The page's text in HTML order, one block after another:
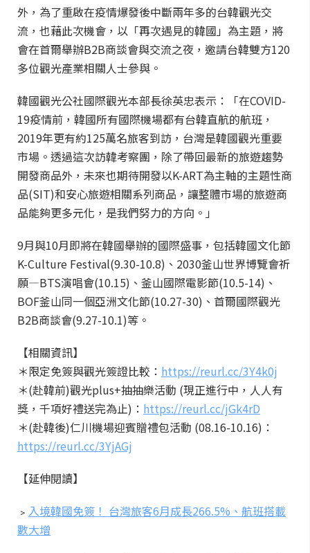
外，為了重啟在疫情爆發後中斷兩年多的台韓觀光交
流，也藉此次機會，以「再次遇見的韓國」為主題，將
會在首爾舉辦B2B商談會與交流之夜，邀請台韓雙方120
多位觀光產業相關人士參與。
韓國觀光公社國際觀光本部長徐英忠表示：「在COVID-
19疫情前，韓國所有國際機場都有台韓直航的航班，
2019年更有約125萬名旅客到訪，台灣是韓國觀光重要
市場。透過這次訪韓考察團，除了帶回最新的旅遊趨勢
開發商品外，未來也期待開發以K-ART為主軸的主題性商
品(SIT)和安心旅遊相關系列商品，讓整體市場的旅遊商
品能夠更多元化，是我們努力的方向。」
9月與10月即將在韓國舉辦的國際盛事，包括韓國文化節
K-Culture Festival(9.30-10.8)、2030釜山世界博覽會祈
願—BTS演唱會(10.15)、釜山國際電影節(10.5-14)、
BOF釜山同一個亞洲文化節(10.27-30)、首爾國際觀光
B2B商談會(9.27-10.1)等。
【相關資訊】
＊限定免簽與觀光簽證比較： https://reurl.cc/3Y4k0j
＊(赴韓前)觀光plus+抽抽樂活動 (現正進行中，人人有
獎，千項好禮送完為止)： https://reurl.cc/jGk4rD
＊(赴韓後)仁川機場迎賓贈禮包活動 (08.16-10.16)：
https://reurl.cc/3YjAGj
【延伸閱讀】
﹥ 入境韓國免簽！ 台灣旅客6月成長266.5%、航班搭載
數大增